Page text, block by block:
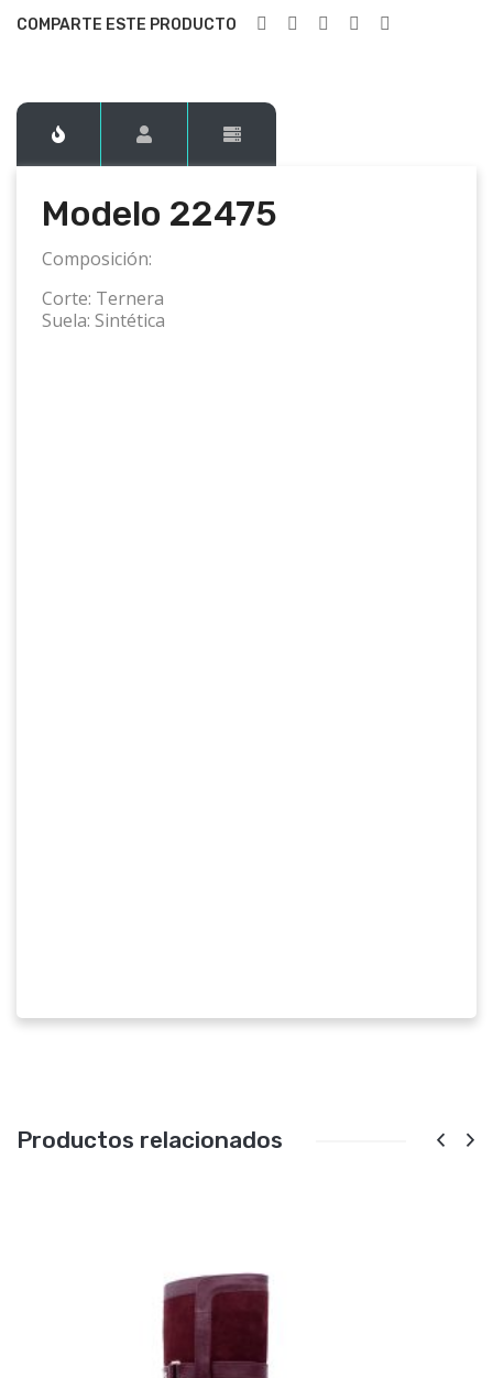
COMPARTE ESTE PRODUCTO
Modelo 22475
Composición:
Corte: Ternera
Suela: Sintética
Productos relacionados